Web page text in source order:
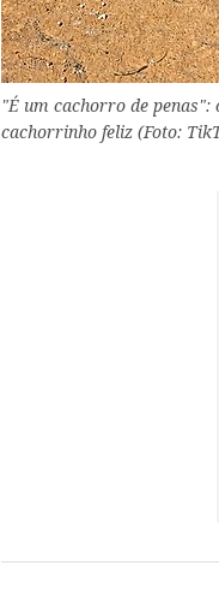
"É um cachorro de
cachorrinho feliz (Foto: